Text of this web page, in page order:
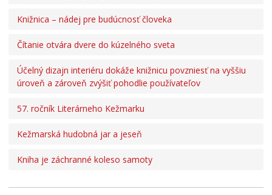
Knižnica – nádej pre budúcnosť človeka
Čítanie otvára dvere do kúzelného sveta
Účelný dizajn interiéru dokáže knižnicu povzniesť na vyššiu
úroveň a zároveň zvýšiť pohodlie používateľov
57. ročník Literárneho Kežmarku
Kežmarská hudobná jar a jeseň
Kniha je záchranné koleso samoty